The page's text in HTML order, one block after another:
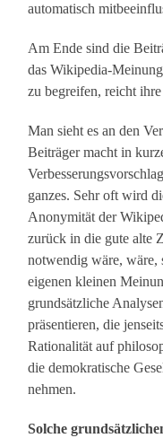
automatisch
Am Ende sind die
das Wikipedia-
zu begreifen, reicht
Man sieht es an den
Beiträger macht in
ganzes. Sehr oft wird
Anonymität der
zurück in die gute alte
notwendig wäre, wäre,
eigenen kleinen
grundsätzliche
präsentieren, die
Rationalität auf
die demokratische
nehmen.
Solche